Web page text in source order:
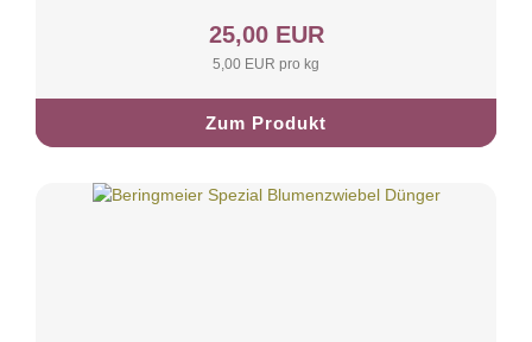
25,00 EUR
5,00 EUR pro kg
Zum Produkt